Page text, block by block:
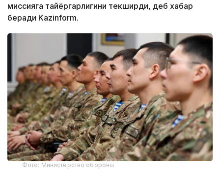
миссияга тайёргарлигини текширди, деб хабар
беради Kazinform.
Фото: Министерство обороны